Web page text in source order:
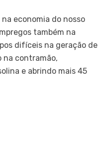
economia do nosso
também na
difíceis na geração de
na contramão,
e abrindo mais 45